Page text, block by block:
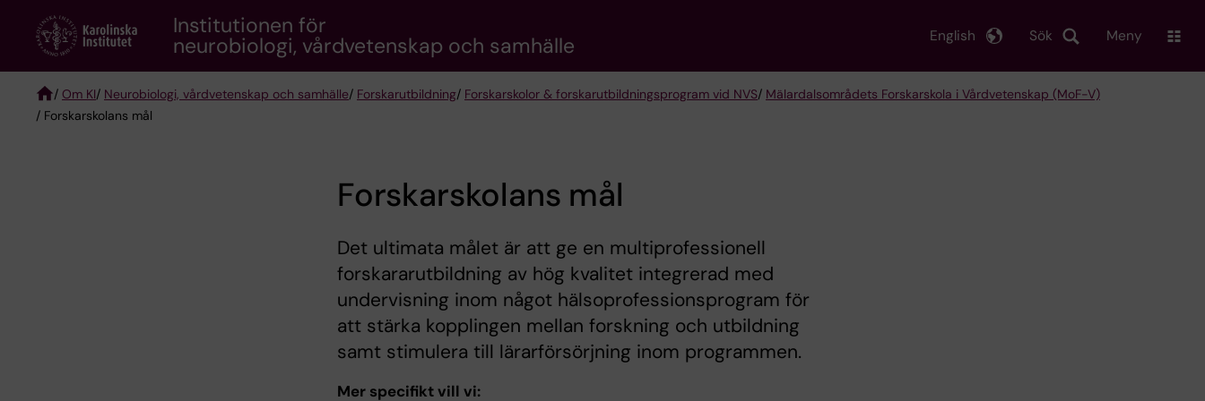
content
Institutionen för
neurobiologi, vårdvetenskap och samhälle Sök
English Meny
Breadcrumb
/ Om KI/ Neurobiologi, vårdvetenskap och samhälle/ Forskarutbildning/ Forskarskolor & forskarutbildningsprogram vid NVS/ Mälardalsområdets Forskarskola i Vårdvetenskap (MoF-V)
/ Forskarskolans mål
Forskarskolans mål
Det ultimata målet är att ge en multiprofessionell
forskararutbildning av hög kvalitet integrerad med
undervisning inom något hälsoprofessionsprogram för
att stärka kopplingen mellan forskning och utbildning
samt stimulera till lärarförsörjning inom programmen.
Mer specifikt vill vi: